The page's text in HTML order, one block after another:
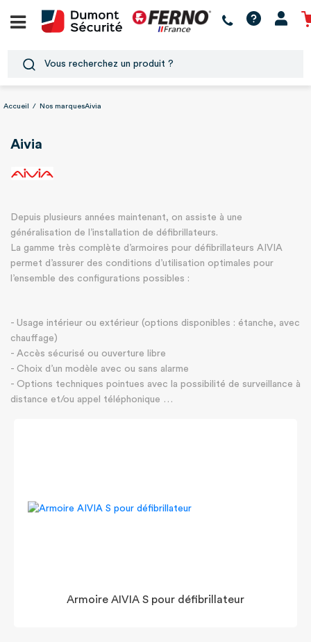
Accueil / Nos marquesAivia
Aivia
Depuis plusieurs années maintenant, on assiste à une
généralisation de l’installation de défibrillateurs.
La gamme très complète d’armoires pour défibrillateurs AIVIA
permet d’assurer des conditions d’utilisation optimales pour
l’ensemble des configurations possibles :
- Usage intérieur ou extérieur (options disponibles : étanche, avec
chauffage)
- Accès sécurisé ou ouverture libre
- Choix d’un modèle avec ou sans alarme
- Options techniques pointues avec la possibilité de surveillance à
distance et/ou appel téléphonique …
Armoire AIVIA S pour défibrillateur